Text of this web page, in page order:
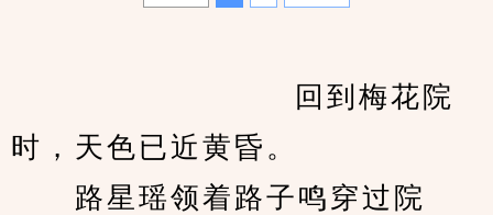
回到梅花院
时，天色已近黄昏。
路星瑶领着路子鸣穿过院